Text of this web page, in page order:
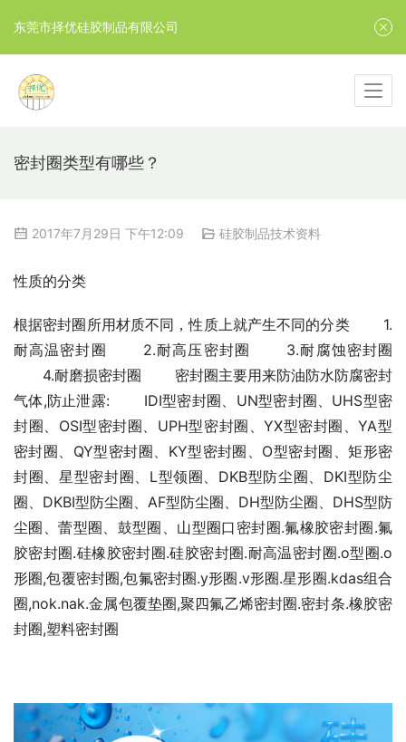
密封圈类型有哪些？
2017年7月29日 下午12:09 硅胶制品技术资料
性质的分类
根据密封圈所用材质不同，性质上就产生不同的分类 　　1.
耐高温密封圈 　　2.耐高压密封圈 　　3.耐腐蚀密封圈
4.耐磨损密封圈 　　密封圈主要用来防油防水防腐密封
气体,防止泄露: 　　IDI型密封圈、UN型密封圈、UHS型密
封圈、OSI型密封圈、UPH型密封圈、YX型密封圈、YA型
密封圈、QY型密封圈、KY型密封圈、O型密封圈、矩形密
封圈、星型密封圈、L型领圈、DKB型防尘圈、DKI型防尘
圈、DKBI型防尘圈、AF型防尘圈、DH型防尘圈、DHS型防
尘圈、蕾型圈、鼓型圈、山型圈口密封圈.氟橡胶密封圈.氟
胶密封圈.硅橡胶密封圈.硅胶密封圈.耐高温密封圈.o型圈.o
形圈,包覆密封圈,包氟密封圈.y形圈.v形圈.星形圈.kdas组合
圈,nok.nak.金属包覆垫圈,聚四氟乙烯密封圈.密封条.橡胶密
封圈,塑料密封圈
东莞市择优硅胶制品有限公司